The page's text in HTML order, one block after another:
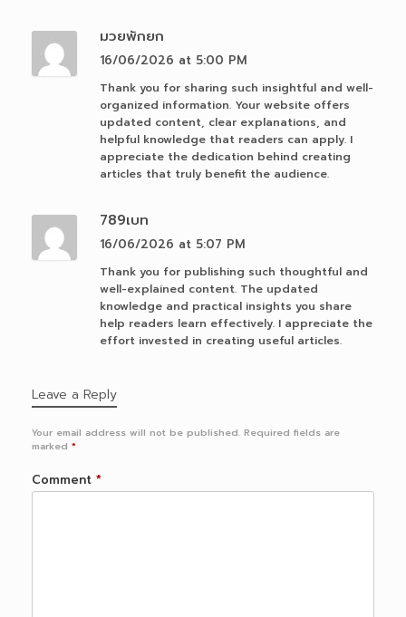
มวยพักยก
16/06/2026 at 5:00 PM
Thank you for sharing such insightful and well-
organized information. Your website offers
updated content, clear explanations, and
helpful knowledge that readers can apply. I
appreciate the dedication behind creating
articles that truly benefit the audience.
789เบท
16/06/2026 at 5:07 PM
Thank you for publishing such thoughtful and
well-explained content. The updated
knowledge and practical insights you share
help readers learn effectively. I appreciate the
effort invested in creating useful articles.
Leave a Reply
Your email address will not be published. Required fields are
marked *
Comment *